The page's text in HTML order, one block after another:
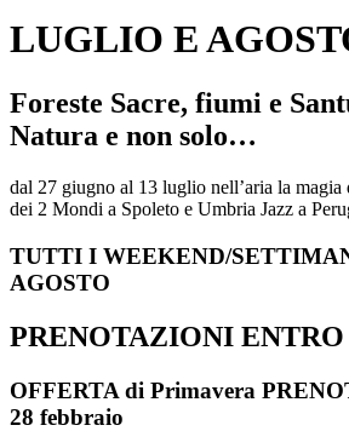
LUGLIO E
Foreste Sacre, fiumi e
Natura e non solo…
dal 27 giugno al 13 luglio nell’aria la magia
dei 2 Mondi a Spoleto e Umbria Jazz a
TUTTI I WEEKEND/
AGOSTO
PRENOTAZIONI ENTRO
OFFERTA di Primavera
28 febbraio